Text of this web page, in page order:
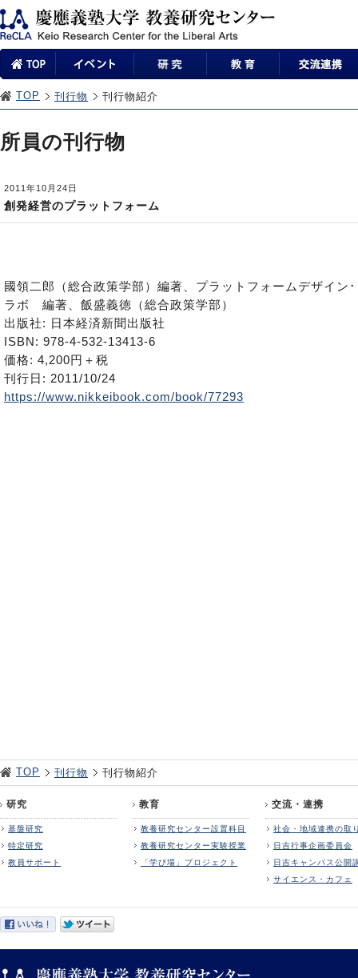
TOP 刊行物 刊行物紹介
所員の刊行物
2011年10月24日
創発経営のプラットフォーム
國領二郎（総合政策学部）編著、プラットフォームデザイン･
ラボ 編著、飯盛義徳（総合政策学部）
出版社: 日本経済新聞出版社
ISBN: 978-4-532-13413-6
価格: 4,200円＋税
刊行日: 2011/10/24
https://www.nikkeibook.com/book/77293
TOP 刊行物 刊行物紹介
研究
基盤研究
特定研究
教員サポート
教育
教養研究センター設置科目
教養研究センター実験授業
「学び場」プロジェクト
交流・連携
社会・地域連携の取
日吉行事企画委員会
日吉キャンパス公開
サイエンス・カフェ